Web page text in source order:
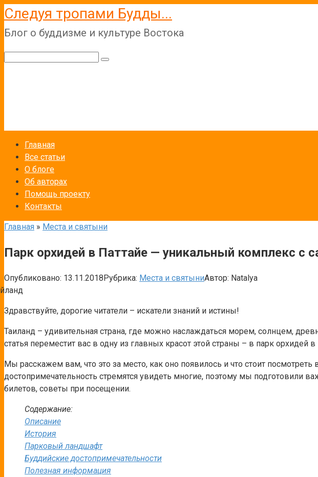
Перейти
к
контенту
Следуя тропами Будды...
Блог о буддизме и культуре Востока
Главная
Все статьи
О блоге
Об авторах
Помощь проекту
Контакты
Главная » Места и святыни
Парк орхидей в Паттайе — уникальный комплекс с
Опубликовано: 13.11.2018Рубрика: Места и святыниАвтор: Natalya
Здравствуйте, дорогие читатели – искатели знаний и истины!
Таиланд – удивительная страна, где можно наслаждаться морем, солнцем,
статья переместит вас в одну из главных красот этой страны – в парк орхидей в
Мы расскажем вам, что это за место, как оно появилось и что стоит
достопримечательность стремятся увидеть многие, поэтому мы
билетов, советы при посещении.
Содержание:
Описание
История
Парковый ландшафт
Буддийские достопримечательности
Полезная информация